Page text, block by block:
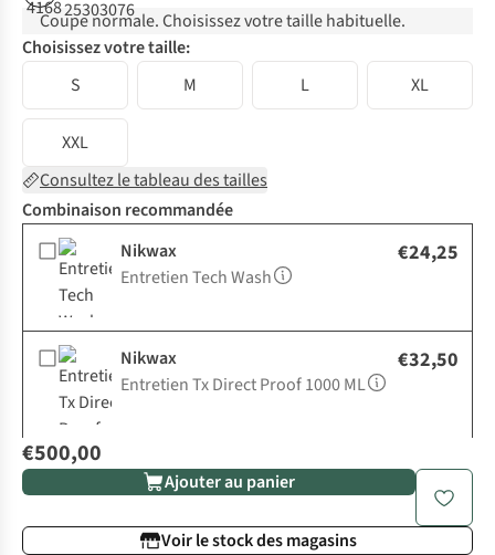
Coupe normale. Choisissez votre taille habituelle.
Choisissez votre taille:
S
M L XL
XXL
Consultez le tableau des tailles
Combinaison recommandée
Nikwax
Entretien Tech Wash
€24,25
Nikwax
Entretien Tx Direct Proof 1000 ML
€32,50
€500,00
Ajouter au panier
Voir le stock des magasins